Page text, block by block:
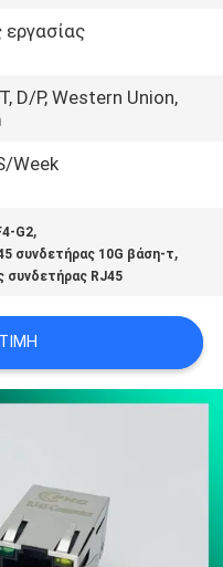
εργασίας
D/P, Western Union,
Week
G2,
συνδετήρας 10G βάση-τ,
συνδετήρας RJ45